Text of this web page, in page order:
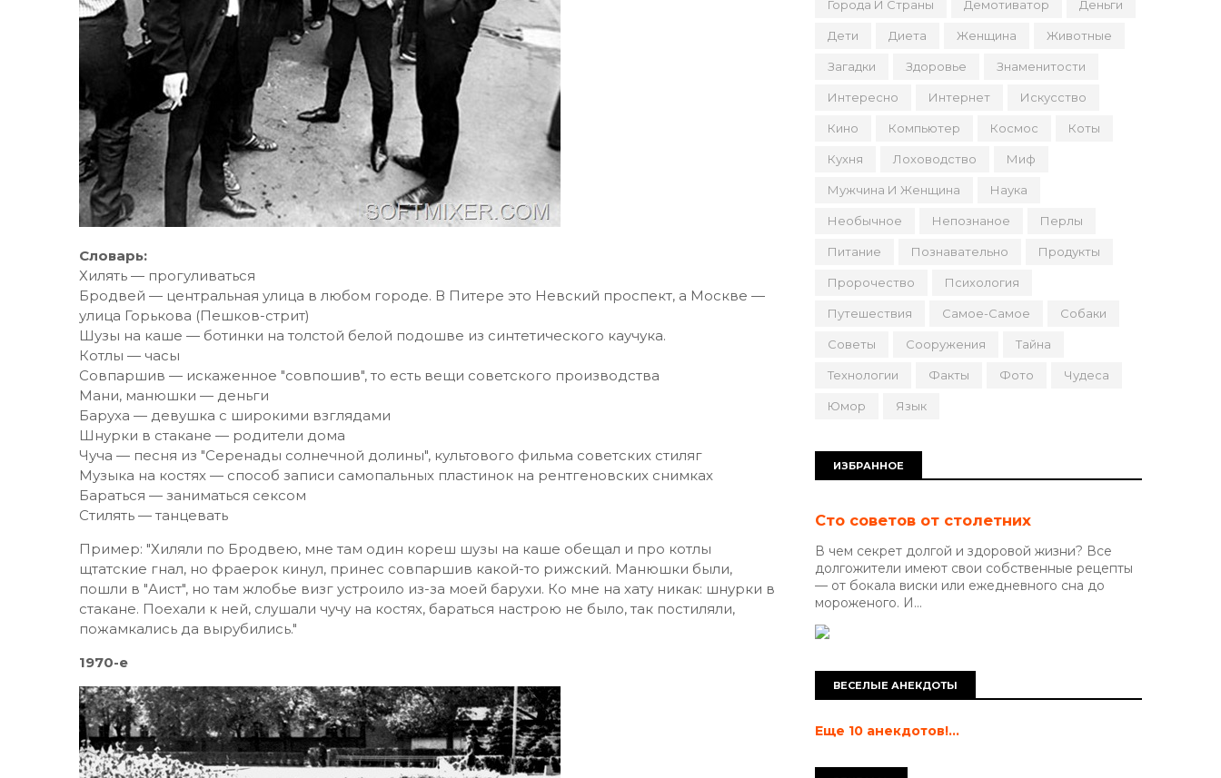
Словарь:
Хилять — прогуливаться
Бродвей — центральная улица в любом городе. В Питере это Невский проспект, а Москве —
улица Горькова (Пешков-стрит)
Шузы на каше — ботинки на толстой белой подошве из синтетического каучука.
Котлы — часы
Совпаршив — искаженное "совпошив", то есть вещи советского производства
Мани, манюшки — деньги
Баруха — девушка с широкими взглядами
Шнурки в стакане — родители дома
Чуча — песня из "Серенады солнечной долины", культового фильма советских стиляг
Музыка на костях — способ записи самопальных пластинок на рентгеновских снимках
Бараться — заниматься сексом
Стилять — танцевать
Пример: "Хиляли по Бродвею, мне там один кореш шузы на каше обещал и про котлы
щтатские гнал, но фраерок кинул, принес совпаршив какой-то рижский. Манюшки были,
пошли в "Аист", но там жлобье визг устроило из-за моей барухи. Ко мне на хату никак: шнурки в
стакане. Поехали к ней, слушали чучу на костях, бараться настрою не было, так постиляли,
пожамкались да вырубились."
1970-е
Города И Страны Демотиватор Деньги
Дети Диета Женщина Животные
Загадки Здоровье Знаменитости
Интересно Интернет Искусство
Кино Компьютер Космос Коты
Кухня Лоховодство Миф
Мужчина И Женщина Наука
Необычное Непознаное Перлы
Питание Познавательно Продукты
Пророчество Психология
Путешествия Самое-Самое Собаки
Советы Сооружения Тайна
Технологии Факты Фото Чудеса
Юмор Язык
ИЗБРАННОЕ
Сто советов от столетних
В чем секрет долгой и здоровой жизни? Все
долгожители имеют свои собственные рецепты
— от бокала виски или ежедневного сна до
мороженого. И...
ВЕСЕЛЫЕ АНЕКДОТЫ
Еще 10 анекдотов!...